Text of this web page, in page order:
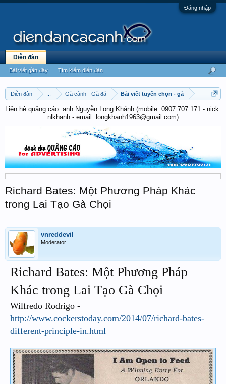
Đăng nhập
Diễn đàn Gà cảnh - Gà đá Bài viết tuyển chọn - gà
Liên hệ quảng cáo: anh Nguyễn Long Khánh (mobile: 0907 707 171 - nick:
nlkhanh - email: longkhanh1963@gmail.com)
Richard Bates: Một Phương Pháp Khác
trong Lai Tạo Gà Chọi
vnreddevil
Moderator
Richard Bates: Một Phương Pháp
Khác trong Lai Tạo Gà Chọi
Wilfredo Rodrigo -
http://www.cockerstoday.com/2014/07/richard-bates-
different-principle-in.html
Diễn đàn
Bài viết gần đây Tìm kiếm diễn đàn